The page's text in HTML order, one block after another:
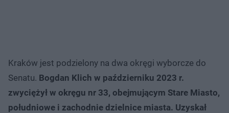
Kraków jest podzielony na dwa okręgi wyborcze do
Senatu. Bogdan Klich w październiku 2023 r.
zwyciężył w okręgu nr 33, obejmującym Stare Miasto,
południowe i zachodnie dzielnice miasta. Uzyskał